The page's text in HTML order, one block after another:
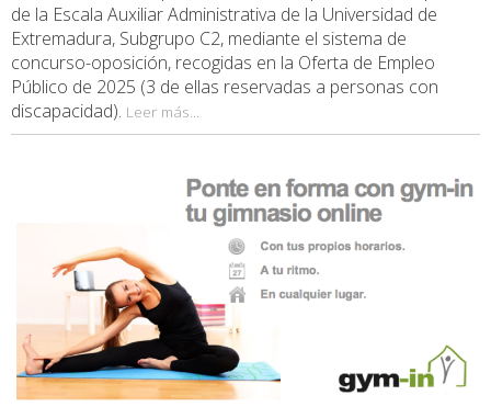
de la Escala Auxiliar Administrativa de la Universidad de
Extremadura, Subgrupo C2, mediante el sistema de
concurso-oposición, recogidas en la Oferta de Empleo
Público de 2025 (3 de ellas reservadas a personas con
discapacidad). Leer más...